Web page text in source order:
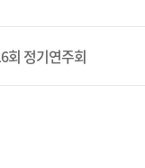
회 정기연주회